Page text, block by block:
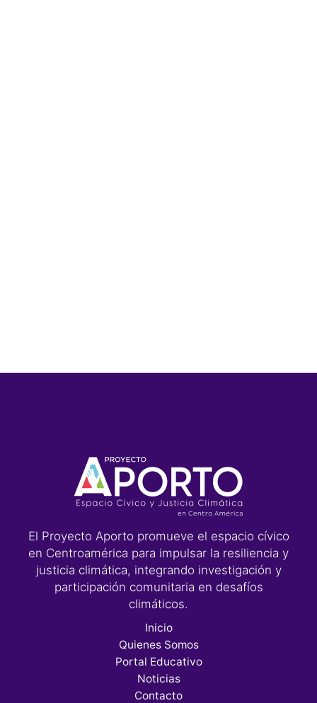
El Proyecto Aporto promueve el espacio cívico
en Centroamérica para impulsar la resiliencia y
justicia climática, integrando investigación y
participación comunitaria en desafíos
climáticos.
Inicio
Quienes Somos
Portal Educativo
Noticias
Contacto